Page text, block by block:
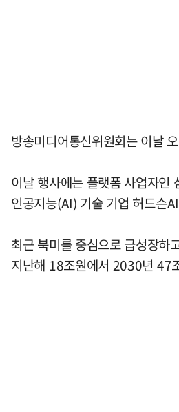
방송미디어통신위원회는 이날
이날 행사에는 플랫폼 사업자인
인공지능(AI) 기술 기업 허드슨
최근 북미를 중심으로 급성장하
지난해 18조원에서 2030년 47